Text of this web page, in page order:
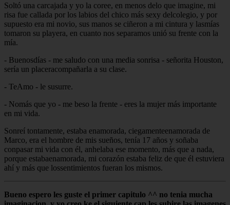
Soltó una carcajada y yo la coree, en menos delo que imagine, mi
risa fue callada por los labios del chico más sexy delcolegio, y por
supuesto era mi novio, sus manos se ciñeron a mi cintura y lasmías
tomaron su playera, en cuanto nos separamos unió su frente con la
mía.
- Buenosdías - me saludo con una media sonrisa - señorita Houston,
sería un placeracompañarla a su clase.
- TeAmo - le susurre.
- Nomás que yo - me beso la frente - eres la mujer más importante
en mi vida.
Sonreí tontamente, estaba enamorada, ciegamenteenamorada de
Marco, era el hombre de mis sueños, tenía 17 años y soñaba
conpasar mi vida con él, anhelaba ese momento, más que a nada,
porque estabaenamorada, mi corazón estaba feliz de que él estuviera
ahí y más que lossentimientos fueran los mismos.
Bueno espero les guste el primer capitulo ^^ no tenia mucha